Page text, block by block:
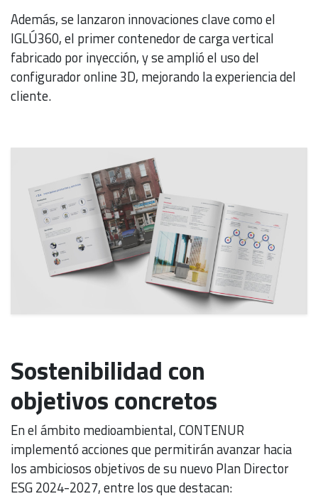
Además, se lanzaron innovaciones clave como el
IGLÚ360, el primer contenedor de carga vertical
fabricado por inyección, y se amplió el uso del
configurador online 3D, mejorando la experiencia del
cliente.
Sostenibilidad con
objetivos concretos
En el ámbito medioambiental, CONTENUR
implementó acciones que permitirán avanzar hacia
los ambiciosos objetivos de su nuevo Plan Director
ESG 2024-2027, entre los que destacan: